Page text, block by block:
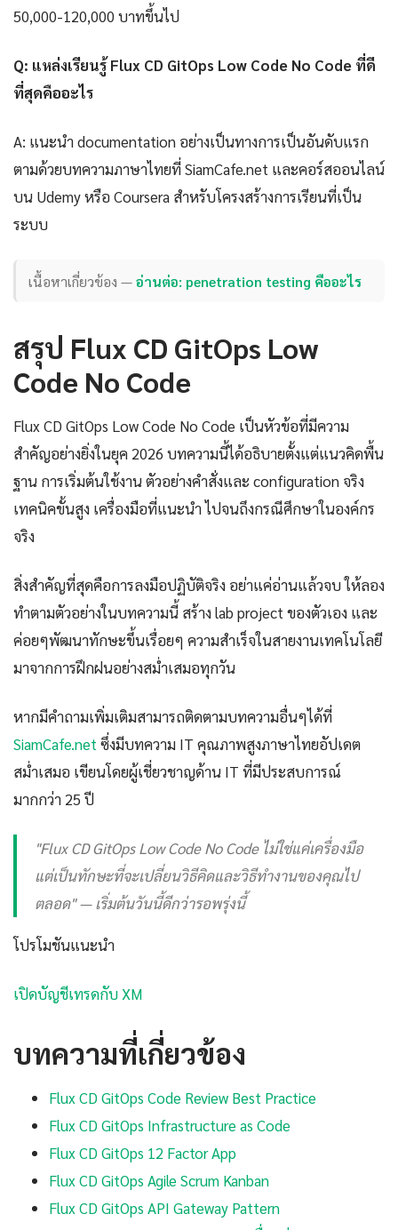
50,000-120,000 บาทขึ้นไป
Q: แหล่งเรียนรู้ Flux CD GitOps Low Code No Code ที่ดี
ที่สุดคืออะไร
A: แนะนำ documentation อย่างเป็นทางการเป็นอันดับแรก
ตามด้วยบทความภาษาไทยที่ SiamCafe.net และคอร์สออนไลน์
บน Udemy หรือ Coursera สำหรับโครงสร้างการเรียนที่เป็น
ระบบ
เนื้อหาเกี่ยวข้อง —อ่านต่อ: penetration testing คืออะไร
สรุป Flux CD GitOps Low
Code No Code
Flux CD GitOps Low Code No Code เป็นหัวข้อที่มีความ
สำคัญอย่างยิ่งในยุค 2026 บทความนี้ได้อธิบายตั้งแต่แนวคิดพื้น
ฐาน การเริ่มต้นใช้งาน ตัวอย่างคำสั่งและ configuration จริง
เทคนิคขั้นสูง เครื่องมือที่แนะนำ ไปจนถึงกรณีศึกษาในองค์กร
จริง
สิ่งสำคัญที่สุดคือการลงมือปฏิบัติจริง อย่าแค่อ่านแล้วจบ ให้ลอง
ทำตามตัวอย่างในบทความนี้ สร้าง lab project ของตัวเอง และ
ค่อยๆพัฒนาทักษะขึ้นเรื่อยๆ ความสำเร็จในสายงานเทคโนโลยี
มาจากการฝึกฝนอย่างสม่ำเสมอทุกวัน
หากมีคำถามเพิ่มเติมสามารถติดตามบทความอื่นๆได้ที่
SiamCafe.net ซึ่งมีบทความ IT คุณภาพสูงภาษาไทยอัปเดต
สม่ำเสมอ เขียนโดยผู้เชี่ยวชาญด้าน IT ที่มีประสบการณ์
มากกว่า 25 ปี
"Flux CD GitOps Low Code No Code ไม่ใช่แค่เครื่องมือ
แต่เป็นทักษะที่จะเปลี่ยนวิธีคิดและวิธีทำงานของคุณไป
ตลอด" — เริ่มต้นวันนี้ดีกว่ารอพรุ่งนี้
โปรโมชันแนะนำ
เปิดบัญชีเทรดกับ XM
บทความที่เกี่ยวข้อง
Flux CD GitOps Code Review Best Practice
Flux CD GitOps Infrastructure as Code
Flux CD GitOps 12 Factor App
Flux CD GitOps Agile Scrum Kanban
Flux CD GitOps API Gateway Pattern